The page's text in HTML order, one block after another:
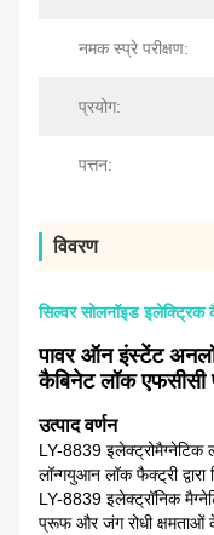
नमक स्प्रे परीक्षण:
प्रयोग:
पत्तन:
विवरण
सिल्वर सोलनॉइड
पावर ऑन इंस्टेंट
कैबिनेट लॉक एफसीसी
उत्पाद वर्णन
LY-8839
लॉन्गयुआन लॉक फैक्ट्री द्वारा
LY-8839 इलेक्ट्रॉनिक
प्रूफ और जंग रोधी क्षमताओं